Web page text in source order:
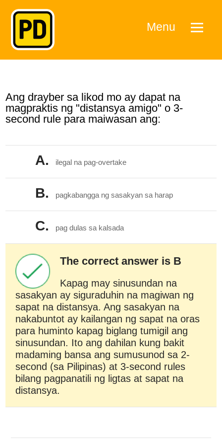
Menu
Ang drayber sa likod mo ay dapat na
magpraktis ng "distansya amigo" o 3-
second rule para maiwasan ang:
A. ilegal na pag-overtake
B. pagkabangga ng sasakyan sa harap
C. pag dulas sa kalsada
The correct answer is B
Kapag may sinusundan na
sasakyan ay siguraduhin na magiwan ng
sapat na distansya. Ang sasakyan na
nakabuntot ay kailangan ng sapat na oras
para huminto kapag biglang tumigil ang
sinusundan. Ito ang dahilan kung bakit
madaming bansa ang sumusunod sa 2-
second (sa Pilipinas) at 3-second rules
bilang pagpanatili ng ligtas at sapat na
distansya.